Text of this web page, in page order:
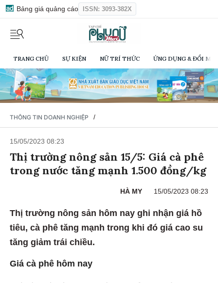
Bảng giá quảng cáo ISSN: 3093-382X
TRANG CHỦ SỰ KIỆN NỮ TRÍ THỨC ỨNG DỤNG & ĐỔI
THÔNG TIN DOANH NGHIỆP /
15/05/2023 08:23
Thị trường nông sản 15/5: Giá cà phê
trong nước tăng mạnh 1.500 đồng/kg
HÀ MY 15/05/2023 08:23
Thị trường nông sản hôm nay ghi nhận giá hồ
tiêu, cà phê tăng mạnh trong khi đó giá cao su
tăng giảm trái chiều.
Giá cà phê hôm nay